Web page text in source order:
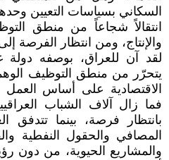
السكاني بسياسات التعيين
انتقالاً شجاعاً من منطق
والإنتاج، ومن انتظار الفرصة
لقد آن للعراق، بوصفه دولة
يتحرّر من منطق التوظيف
الاقتصادية على أساس العمل
فما زال آلاف الشباب
بانتظار فرصة، بينما تتدفق
المصافي والحقول النفطية
والمشاريع الحيوية، من